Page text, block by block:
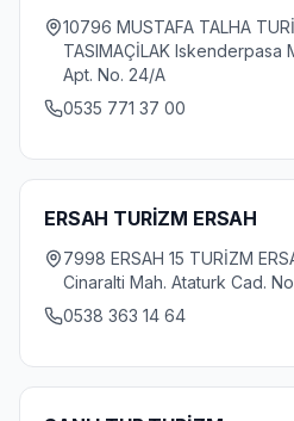
10796 MUSTAFA TALHA
TASIMAÇİLAK Iskenderpasa
Apt. No. 24/A
0535 771 37 00
ERSAH TURİZM ERSAH
7998 ERSAH 15 TURİZM
Cinaralti Mah. Ataturk Cad.
0538 363 14 64